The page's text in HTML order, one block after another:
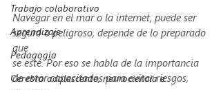
Trabajo colaborativo
Aprendizaje
Pedagogía
Cerebro adolescente, neurociencia e
Navegar en el mar o la internet, puede ser
seguro o peligroso, depende de lo preparado
que
se esté. Por eso se habla de la importancia
de estar capacitados para evitar riesgos,